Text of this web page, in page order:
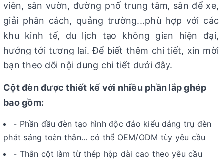
viên, sân vườn, đường phố trung tâm, sân để xe,
giải phân cách, quảng trường...phù hợp với các
khu kinh tế, du lịch tạo không gian hiện đại,
hướng tới tương lai. Để biết thêm chi tiết, xin mời
bạn theo dõi nội dung chi tiết dưới đây.
Cột đèn được thiết kế với nhiều phần lắp ghép
bao gồm:
- Phần đầu đèn tạo hình độc đáo kiểu dáng trụ đèn
phát sáng toàn thân... có thể OEM/ODM tùy yêu cầu
- Thân cột làm từ thép hộp dài cao theo yêu cầu